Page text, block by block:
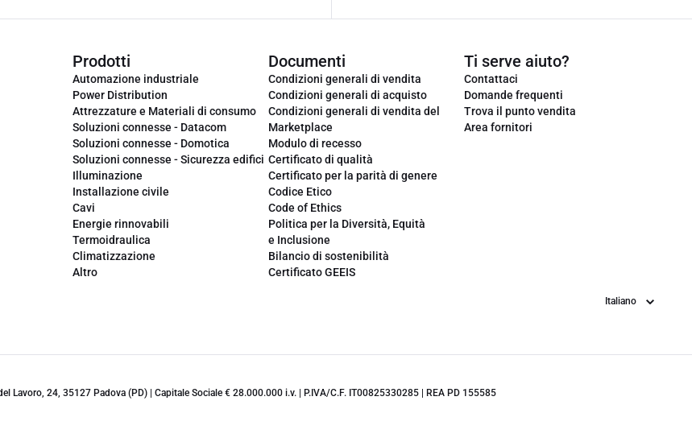
Prodotti
Automazione industriale
Power Distribution
Attrezzature e Materiali di consumo
Soluzioni connesse - Datacom
Soluzioni connesse - Domotica
Soluzioni connesse - Sicurezza edifici
Illuminazione
Installazione civile
Cavi
Energie rinnovabili
Termoidraulica
Climatizzazione
Altro
Documenti
Condizioni generali di vendita
Condizioni generali di acquisto
Condizioni generali di vendita del
Marketplace
Modulo di recesso
Certificato di qualità
Certificato per la parità di genere
Codice Etico
Code of Ethics
Politica per la Diversità, Equità
e Inclusione
Bilancio di sostenibilità
Certificato GEEIS
Ti serve aiuto?
Contattaci
Domande frequenti
Trova il punto vendita
Area fornitori
Lingua
Lavoro, 24, 35127 Padova (PD) | Capitale Sociale € 28.000.000 i.v. | P.IVA/C.F. IT00825330285 | REA PD 155585